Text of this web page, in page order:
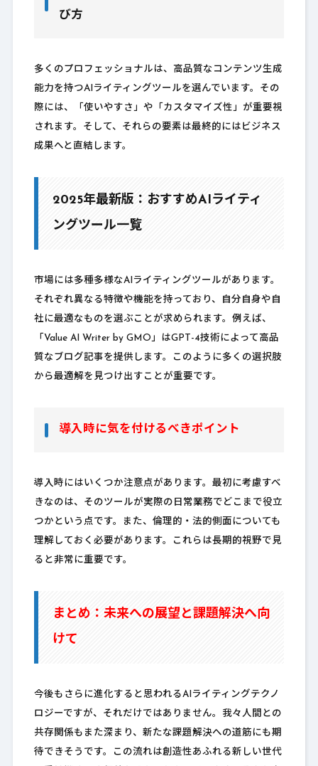
び方
多くのプロフェッショナルは、高品質なコンテンツ生成
能力を持つAIライティングツールを選んでいます。その
際には、「使いやすさ」や「カスタマイズ性」が重要視
されます。そして、それらの要素は最終的にはビジネス
成果へと直結します。
2025年最新版：おすすめAIライティ
ングツール一覧
市場には多種多様なAIライティングツールがあります。
それぞれ異なる特徴や機能を持っており、自分自身や自
社に最適なものを選ぶことが求められます。例えば、
「Value AI Writer by GMO」はGPT-4技術によって高品
質なブログ記事を提供します。このように多くの選択肢
から最適解を見つけ出すことが重要です。
導入時に気を付けるべきポイント
導入時にはいくつか注意点があります。最初に考慮すべ
きなのは、そのツールが実際の日常業務でどこまで役立
つかという点です。また、倫理的・法的側面についても
理解しておく必要があります。これらは長期的視野で見
ると非常に重要です。
まとめ：未来への展望と課題解決へ向
けて
今後もさらに進化すると思われるAIライティングテクノ
ロジーですが、それだけではありません。我々人間との
共存関係もまた深まり、新たな課題解決への道筋にも期
待できそうです。この流れは創造性あふれる新しい世代